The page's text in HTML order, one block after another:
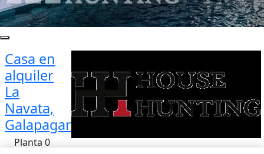
Casa en
alquiler
La
Navata,
Galapagar
Planta 0